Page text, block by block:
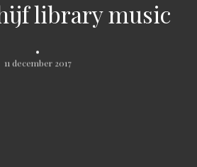
library music
.
11 december 2017